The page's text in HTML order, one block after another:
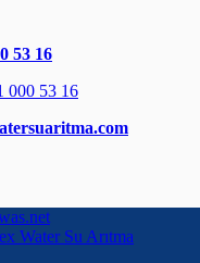
53 16
000 53 16
Water Su Arıtma